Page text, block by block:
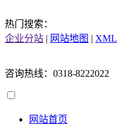
热门搜索：
企业分站 | 网站地图 | XML
咨询热线：0318-8222022
网站首页